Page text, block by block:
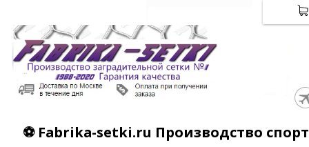
⚽ Fabrika-setki.ru Производство